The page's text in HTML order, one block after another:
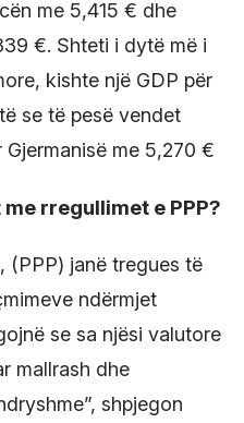
me 5,415 € dhe
€. Shteti i dytë më i
kishte një GDP për
se të pesë vendet
me 5,270 €
rregullimet e PPP?
(PPP) janë tregues të
ndërmjet
se sa njësi valutore
mallrash dhe
shpjegon